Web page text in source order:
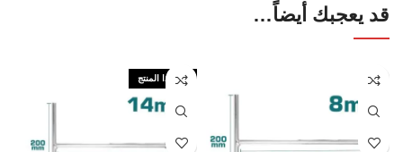
قد يعجبك أيضاً…
نفذ هذا المنتج